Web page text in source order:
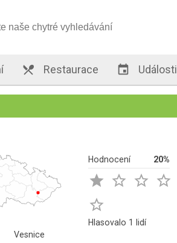
 Restaurace  Události
Hodnocení 20%
   

Hlasovalo 1 lidí
Vesnice